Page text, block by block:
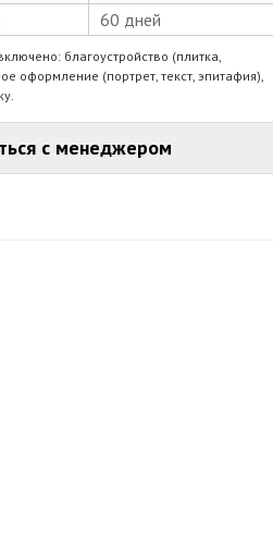
60 дней
благоустройство (плитка,
оформление (портрет, текст, эпитафия),
с менеджером